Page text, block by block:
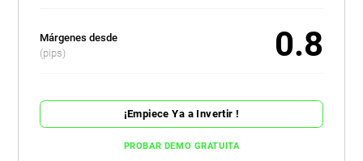
Márgenes desde
(pips)
0.8
¡Empiece Ya a Invertir !
PROBAR DEMO GRATUITA